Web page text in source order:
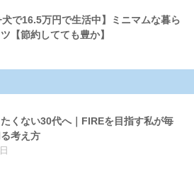
犬で16.5万円で生活中】ミニマムな暮ら
【節約してても豊か】
くない30代へ｜FIREを目指す私が毎
考え方